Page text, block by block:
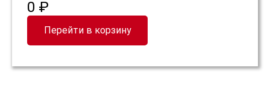
0 ₽
Перейти в корзину